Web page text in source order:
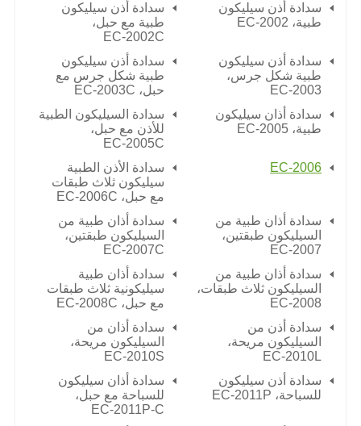
سدادة أذن سيليكون
طبية، EC-2002
سدادة أذن سيليكون
طبية مع حبل،
EC-2002C
سدادة أذن سيليكون
طبية شكل جرس،
EC-2003
سدادة أذن سيليكون
طبية شكل جرس مع
حبل، EC-2003C
سدادة أذان سيليكون
طبية، EC-2005
سدادة السيليكون الطبية
للأذن مع حبل،
EC-2005C
EC-2006
سدادة الأذن الطبية
سيليكون ثلاث طبقات
مع حبل، EC-2006C
سدادة أذان طبية من
السيليكون طبقتين،
EC-2007
سدادة أذان طبية من
السيليكون طبقتين،
EC-2007C
سدادة أذان طبية من
السيليكون ثلاث طبقات،
EC-2008
سدادة أذان طبية
سيليكونية ثلاث طبقات
مع حبل، EC-2008C
سدادة أذن من
السيليكون مريحة،
EC-2010L
سدادة أذان من
السيليكون مريحة،
EC-2010S
سدادة أذن سيليكون
للسباحة، EC-2011P
سدادة أذان سيليكون
للسباحة مع حبل،
EC-2011P-C